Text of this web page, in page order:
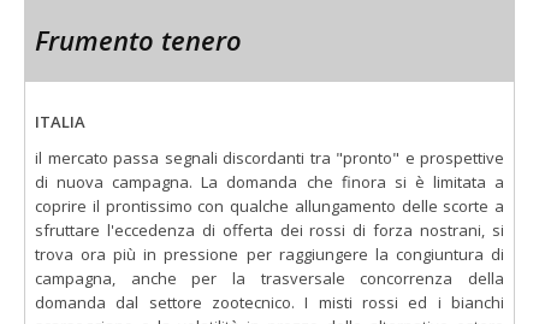
Frumento tenero
ITALIA
il mercato passa segnali discordanti tra "pronto" e prospettive
di nuova campagna. La domanda che finora si è limitata a
coprire il prontissimo con qualche allungamento delle scorte a
sfruttare l'eccedenza di offerta dei rossi di forza nostrani, si
trova ora più in pressione per raggiungere la congiuntura di
campagna, anche per la trasversale concorrenza della
domanda dal settore zootecnico. I misti rossi ed i bianchi